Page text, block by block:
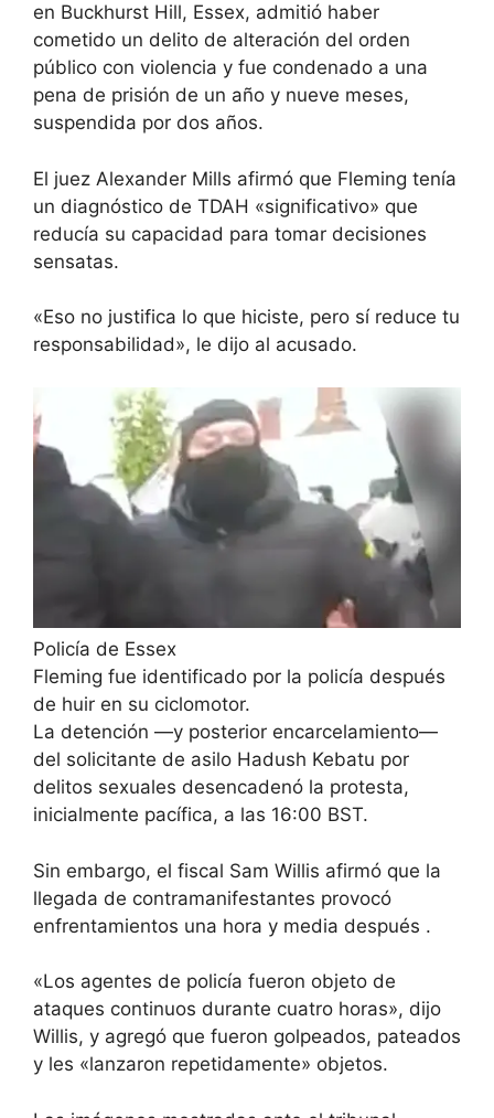
en Buckhurst Hill, Essex, admitió haber
cometido un delito de alteración del orden
público con violencia y fue condenado a una
pena de prisión de un año y nueve meses,
suspendida por dos años.
El juez Alexander Mills afirmó que Fleming tenía
un diagnóstico de TDAH «significativo» que
reducía su capacidad para tomar decisiones
sensatas.
«Eso no justifica lo que hiciste, pero sí reduce tu
responsabilidad», le dijo al acusado.
Policía de Essex
Fleming fue identificado por la policía después
de huir en su ciclomotor.
La detención —y posterior encarcelamiento—
del solicitante de asilo Hadush Kebatu por
delitos sexuales desencadenó la protesta,
inicialmente pacífica, a las 16:00 BST.
Sin embargo, el fiscal Sam Willis afirmó que la
llegada de contramanifestantes provocó
enfrentamientos una hora y media después .
«Los agentes de policía fueron objeto de
ataques continuos durante cuatro horas», dijo
Willis, y agregó que fueron golpeados, pateados
y les «lanzaron repetidamente» objetos.